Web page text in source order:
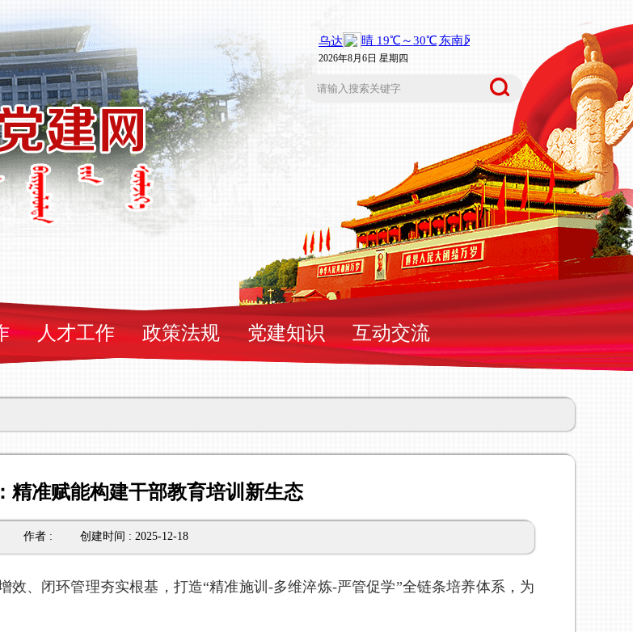
2026年8月6日 星期四
人才工作 政策法规 党建知识 互动交流
精准赋能构建干部教育培训新生态
作者 : 创建时间 : 2025-12-18
、闭环管理夯实根基，打造“精准施训-多维淬炼-严管促学”全链条培养体系，为